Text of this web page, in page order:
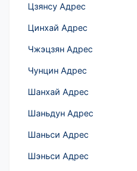
Цзянсу Адрес
Цинхай Адрес
Чжэцзян Адрес
Чунцин Адрес
Шанхай Адрес
Шаньдун Адрес
Шаньси Адрес
Шэньси Адрес